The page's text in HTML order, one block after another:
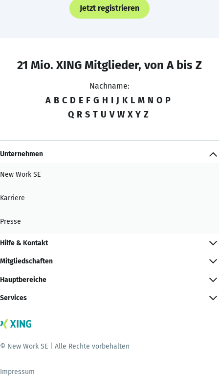
Jetzt registrieren
21 Mio. XING Mitglieder, von A bis Z
Nachname:
A B C D E F G H I J K L M N O P
Q R S T U V W X Y Z
Unternehmen
New Work SE
Karriere
Presse
Hilfe & Kontakt
Mitgliedschaften
Hauptbereiche
Services
© New Work SE | Alle Rechte vorbehalten
Impressum